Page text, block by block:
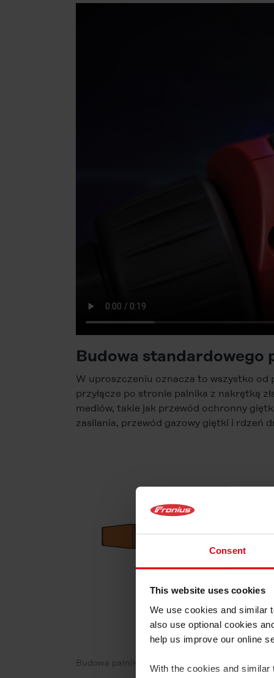
Consent
This website uses cookies
We use cookies and similar
also use optional cookies
help us improve our online
With the cookies and
Budowa standardowego
W uproszczeniu oznacza to wszystko od
przyłącze po stronie palnika z nakrętką
mediów, takie jak przewód ochronny
zasilania, przewód gazowy giętki i rdzeń
Budowa palnika z wiązką uchwytu palnika w